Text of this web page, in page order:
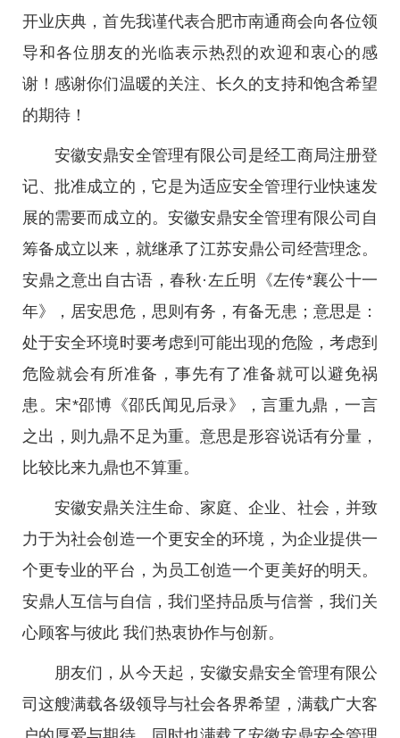
开业庆典，首先我谨代表合肥市南通商会向各位领
导和各位朋友的光临表示热烈的欢迎和衷心的感
谢！感谢你们温暖的关注、长久的支持和饱含希望
的期待！
安徽安鼎安全管理有限公司是经工商局注册登
记、批准成立的，它是为适应安全管理行业快速发
展的需要而成立的。安徽安鼎安全管理有限公司自
筹备成立以来，就继承了江苏安鼎公司经营理念。
安鼎之意出自古语，春秋·左丘明《左传*襄公十一
年》，居安思危，思则有务，有备无患；意思是：
处于安全环境时要考虑到可能出现的危险，考虑到
危险就会有所准备，事先有了准备就可以避免祸
患。宋*邵博《邵氏闻见后录》，言重九鼎，一言
之出，则九鼎不足为重。意思是形容说话有分量，
比较比来九鼎也不算重。
安徽安鼎关注生命、家庭、企业、社会，并致
力于为社会创造一个更安全的环境，为企业提供一
个更专业的平台，为员工创造一个更美好的明天。
安鼎人互信与自信，我们坚持品质与信誉，我们关
心顾客与彼此 我们热衷协作与创新。
朋友们，从今天起，安徽安鼎安全管理有限公
司这艘满载各级领导与社会各界希望，满载广大客